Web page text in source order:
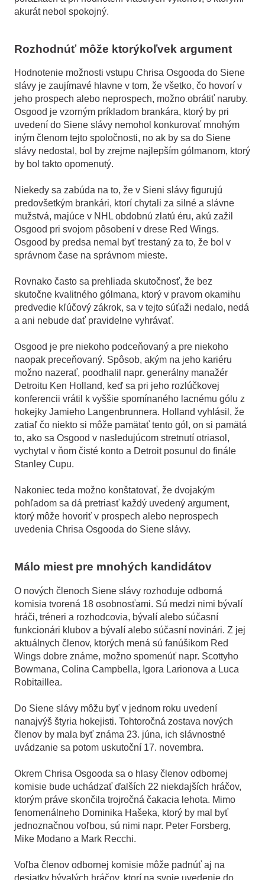
akurát nebol spokojný.
Rozhodnúť môže ktorýkoľvek argument
Hodnotenie možnosti vstupu Chrisa Osgooda do Siene
slávy je zaujímavé hlavne v tom, že všetko, čo hovorí v
jeho prospech alebo neprospech, možno obrátiť naruby.
Osgood je vzorným príkladom brankára, ktorý by pri
uvedení do Siene slávy nemohol konkurovať mnohým
iným členom tejto spoločnosti, no ak by sa do Siene
slávy nedostal, bol by zrejme najlepším gólmanom, ktorý
by bol takto opomenutý.
Niekedy sa zabúda na to, že v Sieni slávy figurujú
predovšetkým brankári, ktorí chytali za silné a slávne
mužstvá, majúce v NHL obdobnú zlatú éru, akú zažil
Osgood pri svojom pôsobení v drese Red Wings.
Osgood by predsa nemal byť trestaný za to, že bol v
správnom čase na správnom mieste.
Rovnako často sa prehliada skutočnosť, že bez
skutočne kvalitného gólmana, ktorý v pravom okamihu
predvedie kľúčový zákrok, sa v tejto súťaži nedalo, nedá
a ani nebude dať pravidelne vyhrávať.
Osgood je pre niekoho podceňovaný a pre niekoho
naopak preceňovaný. Spôsob, akým na jeho kariéru
možno nazerať, poodhalil napr. generálny manažér
Detroitu Ken Holland, keď sa pri jeho rozlúčkovej
konferencii vrátil k vyššie spomínaného lacnému gólu z
hokejky Jamieho Langenbrunnera. Holland vyhlásil, že
zatiaľ čo niekto si môže pamätať tento gól, on si pamätá
to, ako sa Osgood v nasledujúcom stretnutí otriasol,
vychytal v ňom čisté konto a Detroit posunul do finále
Stanley Cupu.
Nakoniec teda možno konštatovať, že dvojakým
pohľadom sa dá pretriasť každý uvedený argument,
ktorý môže hovoriť v prospech alebo neprospech
uvedenia Chrisa Osgooda do Siene slávy.
Málo miest pre mnohých kandidátov
O nových členoch Siene slávy rozhoduje odborná
komisia tvorená 18 osobnosťami. Sú medzi nimi bývalí
hráči, tréneri a rozhodcovia, bývalí alebo súčasní
funkcionári klubov a bývalí alebo súčasní novinári. Z jej
aktuálnych členov, ktorých mená sú fanúšikom Red
Wings dobre známe, možno spomenúť napr. Scottyho
Bowmana, Colina Campbella, Igora Larionova a Luca
Robitaillea.
Do Siene slávy môžu byť v jednom roku uvedení
nanajvýš štyria hokejisti. Tohtoročná zostava nových
členov by mala byť známa 23. júna, ich slávnostné
uvádzanie sa potom uskutoční 17. novembra.
Okrem Chrisa Osgooda sa o hlasy členov odbornej
komisie bude uchádzať ďalších 22 niekdajších hráčov,
ktorým práve skončila trojročná čakacia lehota. Mimo
fenomenálneho Dominika Hašeka, ktorý by mal byť
jednoznačnou voľbou, sú nimi napr. Peter Forsberg,
Mike Modano a Mark Recchi.
Voľba členov odbornej komisie môže padnúť aj na
desiatky bývalých hráčov, ktorí na svoje uvedenie do